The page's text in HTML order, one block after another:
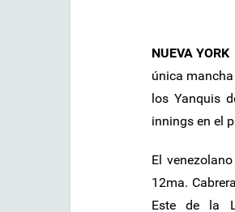
NUEVA
única
los Yanquis
innings en el
El
12ma.
Este de la